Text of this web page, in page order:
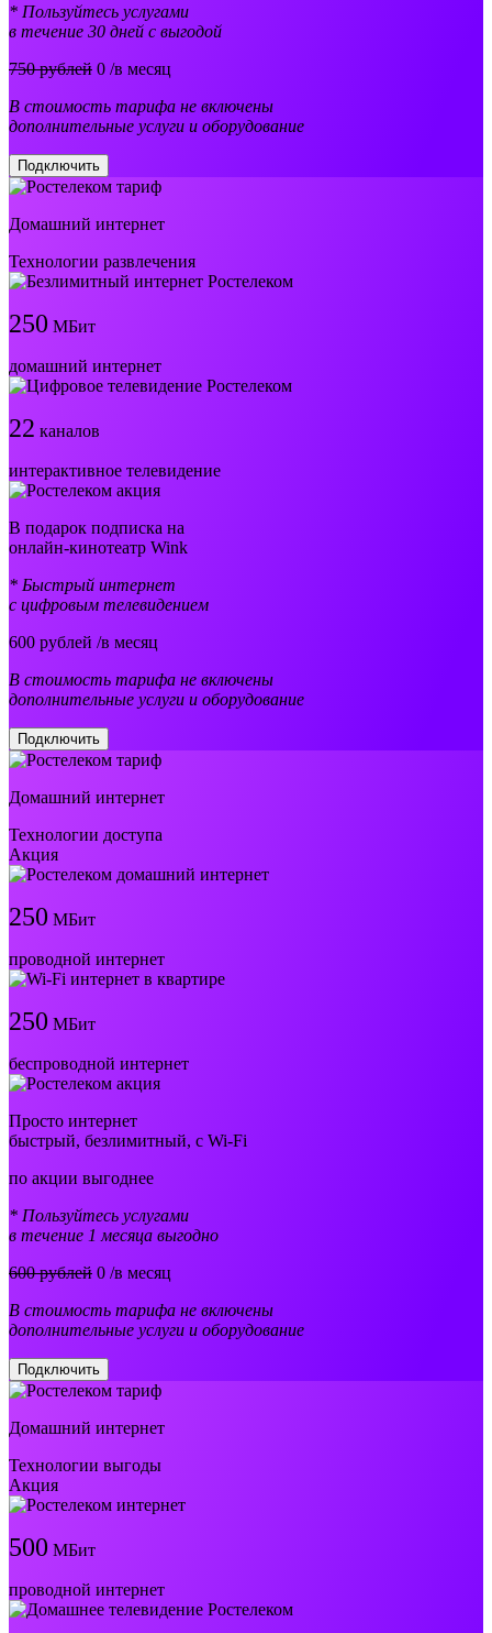
* Пользуйтесь услугами
в течение 30 дней с выгодой
750 рублей 0 /в месяц
В стоимость тарифа не включены
дополнительные услуги и оборудование
Подключить
Домашний интернет
Технологии развлечения
250 МБит
домашний интернет
22 каналов
интерактивное телевидение
В подарок подписка на
онлайн-кинотеатр Wink
* Быстрый интернет
с цифровым телевидением
600 рублей /в месяц
В стоимость тарифа не включены
дополнительные услуги и оборудование
Подключить
Домашний интернет
Технологии доступа
Акция
250 МБит
проводной интернет
250 МБит
беспроводной интернет
Просто интернет
быстрый, безлимитный, с Wi-Fi
по акции выгоднее
* Пользуйтесь услугами
в течение 1 месяца выгодно
600 рублей 0 /в месяц
В стоимость тарифа не включены
дополнительные услуги и оборудование
Подключить
Домашний интернет
Технологии выгоды
Акция
500 МБит
проводной интернет